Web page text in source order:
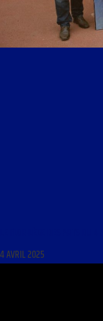
4 AVRIL 2025